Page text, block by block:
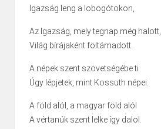
Igazság leng a lobogótokon,
Az Igazság, mely tegnap még halott,
Világ bírájaként föltámadott.
A népek szent szövetségébe ti
Úgy lépjetek, mint Kossuth népei.
A föld alól, a magyar föld alól
A vértanúk szent lelke így dalol.